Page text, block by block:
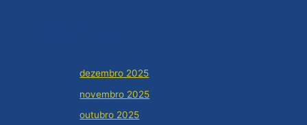
dezembro 2025
novembro 2025
outubro 2025